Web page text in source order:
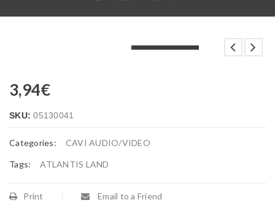
3,94€
SKU:05130041
Categories: CAVI AUDIO/VIDEO
Tags: ATLANTIS LAND
Print Email to a Friend